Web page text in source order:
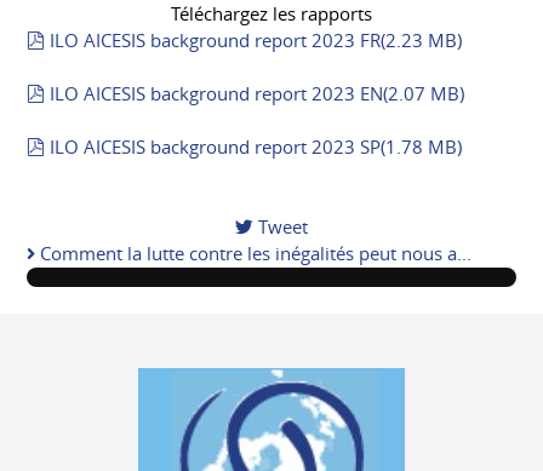
Téléchargez les rapports
pdf
ILO AICESIS background report 2023 FR(2.23 MB)
pdf
ILO AICESIS background report 2023 EN(2.07 MB)
pdf
ILO AICESIS background report 2023 SP(1.78 MB)
Tweet
pinterest
Comment la lutte contre les inégalités peut nous a...